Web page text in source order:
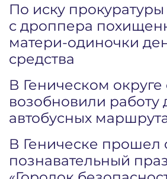
По иску прокуратуры
с дроппера
матери-одиночки
средства
В Геническом округе
возобновили работу
автобусных
В Геническе прошел
познавательный